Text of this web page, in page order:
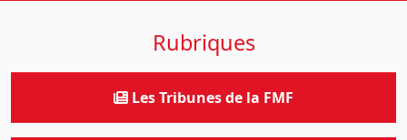
Rubriques
Les Tribunes de la FMF